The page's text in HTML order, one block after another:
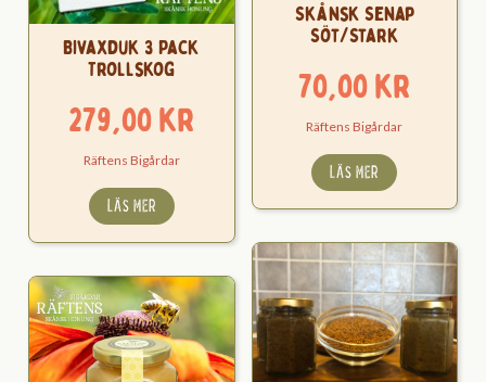
Bivaxduk 3 Pack
Trollskog
279,00kr
Räftens Bigårdar
LÄS MER
Skånsk Senap
Söt/Stark
70,00kr
Räftens Bigårdar
LÄS MER